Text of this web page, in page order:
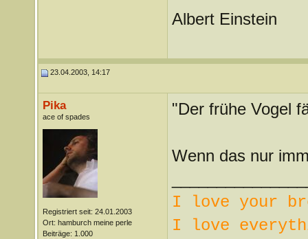
Albert Einstein
23.04.2003, 14:17
Pika
ace of spades
Registriert seit: 24.01.2003
Ort: hamburch meine perle
Beiträge: 1.000
"Der frühe Vogel
Wenn das nur
I love your
I love